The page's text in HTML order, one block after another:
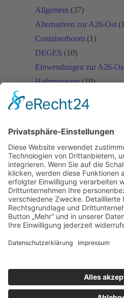
Allgemein (37)
Alternativen zur A26-Ost
Containerboom (1)
DEGES (10)
Einwendungen zur A26-
Hafenpassage(10)
Haupt-Hafenroute Hamburg
Linienbestimmung A26
Öffentlicher Verkehr(1)
Planfeststellungsverfahren
U4(1)
Veddel-Tunnel (1)
Verkehrswende Hamburg